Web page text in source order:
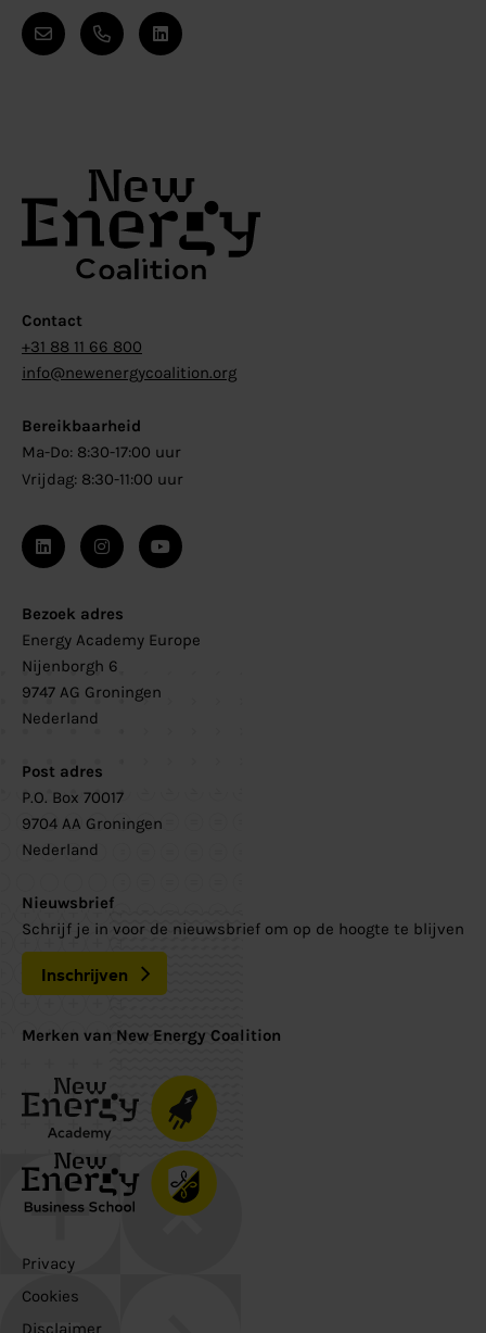
Contact
+31 88 11 66 800
info@newenergycoalition.org
Bereikbaarheid
Ma-Do: 8:30-17:00 uur
Vrijdag: 8:30-11:00 uur
Bezoek adres
Energy Academy Europe
Nijenborgh 6
9747 AG Groningen
Nederland
Post adres
P.O. Box 70017
9704 AA Groningen
Nederland
Nieuwsbrief
Schrijf je in voor de nieuwsbrief om op de hoogte te blijven
Inschrijven
Merken van New Energy Coalition
Privacy
Cookies